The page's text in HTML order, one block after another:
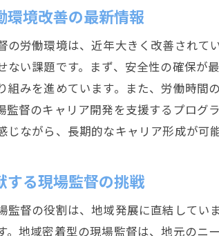
静岡
地域
静岡
現場監
建設
現場監
環境改善の最新情報
の労働環境は、近年大きく改善されて
ない課題です。まず、安全性の確保が
組みを進めています。また、労働時
監督のキャリア開発を支援するプロ
じながら、長期的なキャリア形成が可
する現場監督の挑戦
監督の役割は、地域発展に直結して
。地域密着型の現場監督は、地元の